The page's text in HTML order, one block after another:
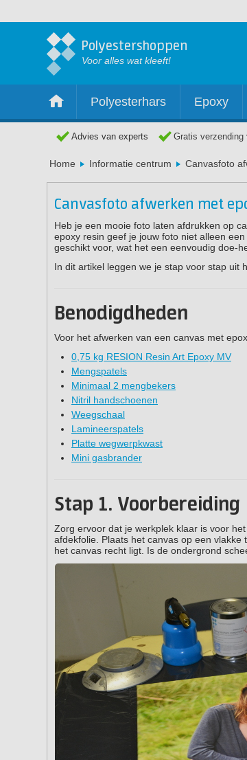
Polyestershoppen
Voor alles wat kleeft!
Polyesterhars Epoxy
Advies van experts Gratis verzending
Home Informatie centrum Canvasfoto
Canvasfoto afwerken met
Heb je een mooie foto laten afdrukken op
epoxy resin geef je jouw foto niet alleen
geschikt voor, wat het een eenvoudig doe-
In dit artikel leggen we je stap voor stap uit
Benodigdheden
Voor het afwerken van een canvas met
0,75 kg RESION Resin Art Epoxy MV
Mengspatels
Minimaal 2 mengbekers
Nitril handschoenen
Weegschaal
Lamineerspatels
Platte wegwerpkwast
Mini gasbrander
Stap 1. Voorbereiding
Zorg ervoor dat je werkplek klaar is voor
afdekfolie. Plaats het canvas op een
het canvas recht ligt. Is de ondergrond